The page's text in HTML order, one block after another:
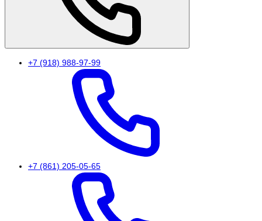
+7 (918) 988-97-99
+7 (861) 205-05-65